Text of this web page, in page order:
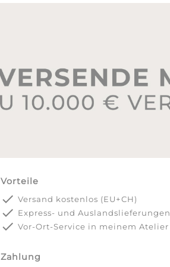
Vorteile
done Versand kostenlos (EU+CH)
done Express- und Auslandslieferungen
done Vor-Ort-Service in meinem Atelier
Zahlung